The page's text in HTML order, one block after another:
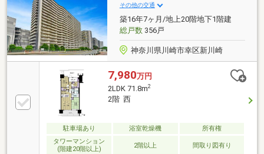
その他の交通
築16年7ヶ月/地上20階地下1階建
総戸数356戸
神奈川県川崎市幸区新川崎
7,980万円
2LDK 71.8m2
2階 西
駐車場あり 浴室乾燥機
所有権
タワーマンション
(階建20階以上)
2階以上 間取り図有り